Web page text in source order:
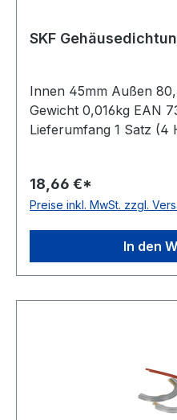
Innen 45mm Außen
Gewicht 0,016kg EAN
Lieferumfang 1 Satz (4
18,66 €*
Preise inkl. MwSt. zzgl.
In den